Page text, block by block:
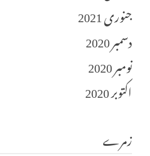
جنوری 2021
دسمبر 2020
نومبر 2020
اکتوبر 2020
زمرے